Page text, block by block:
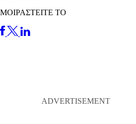
ΜΟΙΡΑΣΤΕΙΤΕ ΤΟ